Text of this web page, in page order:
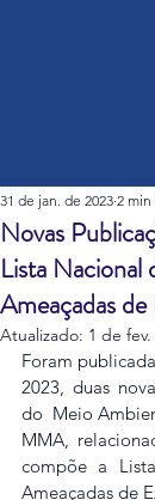
Novas
Lista Nacional
Ameaçadas
31 de jan. de 2023 2
Atualizado: 1 de
Foram
2023, duas
do  Meio
MMA,
compõe a
Ameaçadas de